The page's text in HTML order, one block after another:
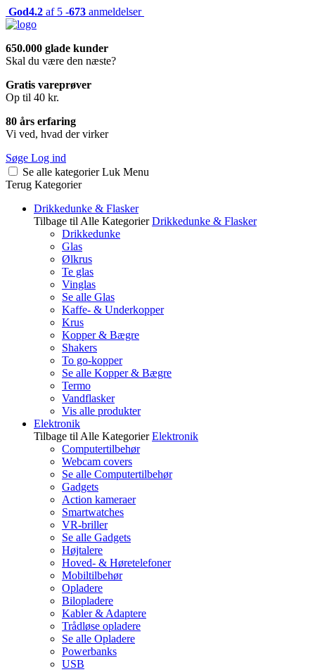
God4.2 af 5 -673 anmeldelser
650.000 glade kunder
Skal du være den næste?
Gratis vareprøver
Op til 40 kr.
80 års erfaring
Vi ved, hvad der virker
Søge Log ind
Se alle kategorier Luk Menu
Terug Kategorier
Drikkedunke & Flasker
Tilbage til Alle Kategorier Drikkedunke & Flasker
Drikkedunke
Glas
Ølkrus
Te glas
Vinglas
Se alle Glas
Kaffe- & Underkopper
Krus
Kopper & Bægre
Shakers
To go-kopper
Se alle Kopper & Bægre
Termo
Vandflasker
Vis alle produkter
Elektronik
Tilbage til Alle Kategorier Elektronik
Computertilbehør
Webcam covers
Se alle Computertilbehør
Gadgets
Action kameraer
Smartwatches
VR-briller
Se alle Gadgets
Højtalere
Hoved- & Høretelefoner
Mobiltilbehør
Opladere
Bilopladere
Kabler & Adaptere
Trådløse opladere
Se alle Opladere
Powerbanks
USB